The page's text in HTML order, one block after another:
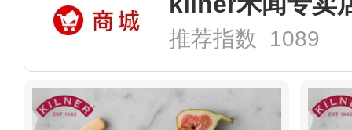
推荐指数 1089